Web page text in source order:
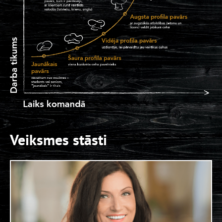
LIDO RĪGA PLAZA
Jaunāko virtuves darbinieku LIDO SPICE
Saimniecības darbinieku LIDO DAMME
Zāles darbinieku LIDO SPICE
Veiksmes stāsti